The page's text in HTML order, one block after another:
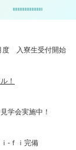
度 入寮生受付開始
！
学会実施中！
-ｆｉ完備